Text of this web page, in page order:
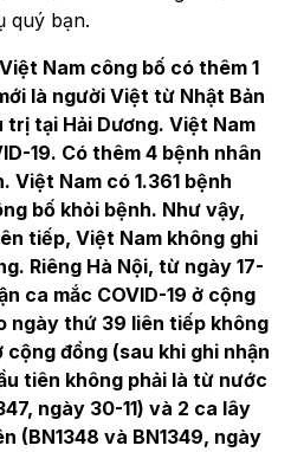
quý bạn.
Nam công bố có thêm 1
là người Việt từ Nhật Bản
tại Hải Dương. Việt Nam
19. Có thêm 4 bệnh nhân
Việt Nam có 1.361 bệnh
bố khỏi bệnh. Như vậy,
tiếp, Việt Nam không ghi
Riêng Hà Nội, từ ngày 17-
ca mắc COVID-19 ở cộng
ngày thứ 39 liên tiếp không
cộng đồng (sau khi ghi nhận
tiên không phải là từ nước
ngày 30-11) và 2 ca lây
(BN1348 và BN1349, ngày